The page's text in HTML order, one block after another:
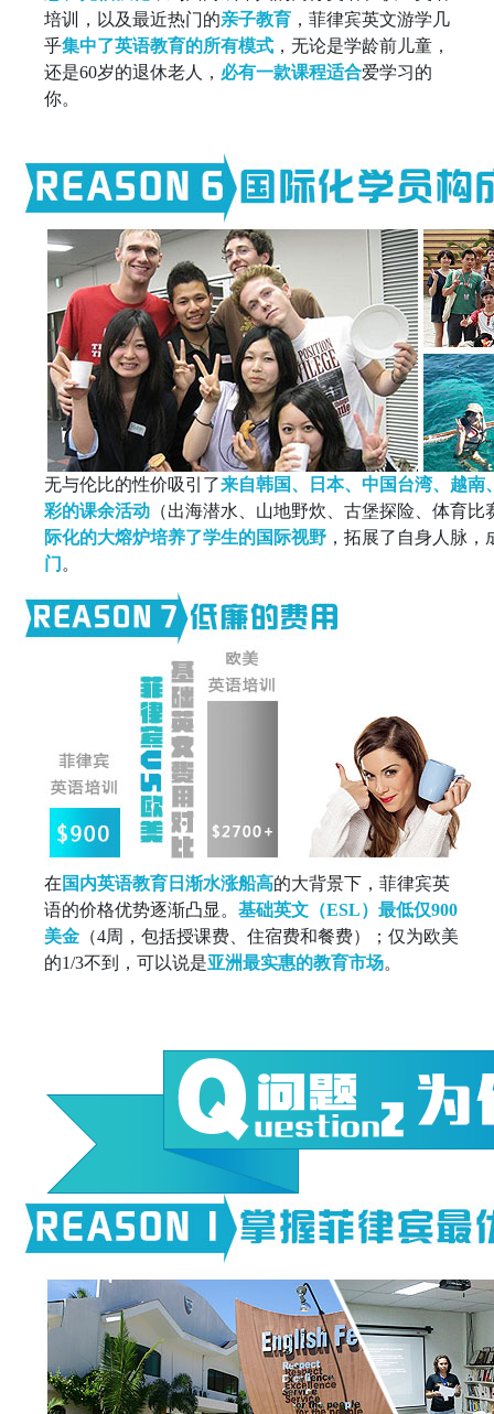
培训，以及最近热门的亲子教育 ，菲律宾英文游学几
乎集中了英语教育的所有模式 ，无论是学龄前儿童，
还是60岁的退休老人， 必有一款课程适合爱学习的
你。
无与伦比的性价吸引了来自韩国、日本、中国台湾、越
彩的课余活动 （出海潜水、山地野炊、古堡探险、体育
际化的大熔炉培养了学生的国际视野 ，拓展了自身人脉
门 。
在 国内英语教育日渐水涨船高的大背景下，菲律宾英
语的价格优势逐渐凸显。 基础英文（ESL）最低仅900
美金 （4周，包括授课费、住宿费和餐费）；仅为欧美
的1/3不到，可以说是亚洲最实惠的教育市场。